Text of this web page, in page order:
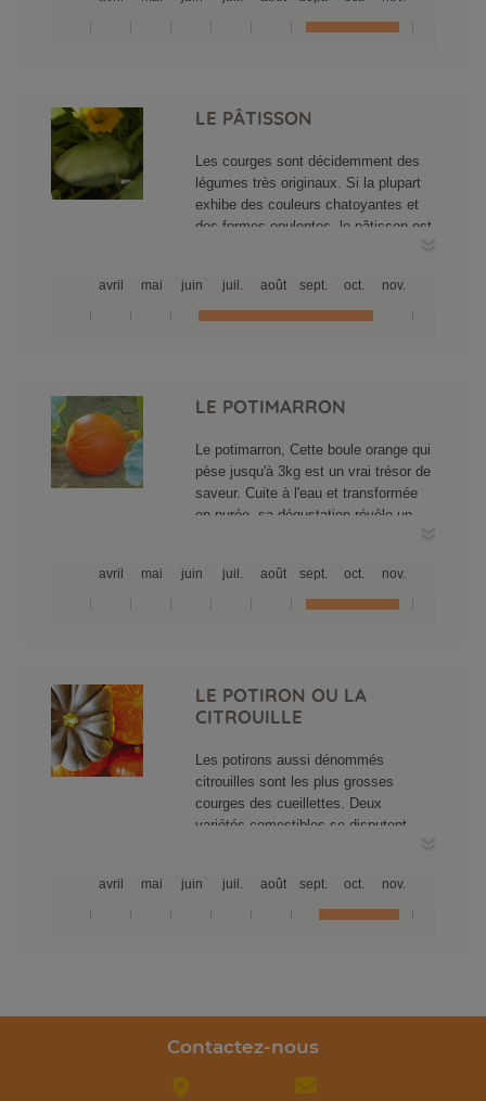
l'on trouve dans les champs et les
LE PÂTISSON
Les courges sont décidemment des
légumes très originaux. Si la plupart
exhibe des couleurs chatoyantes et
des formes opulentes, le pâtisson est
cuisson approcherait celui de
l'artichaut si l'on ne le cueille pas
avril mai juin juil. août sept. oct. nov.
LE POTIMARRON
Le potimarron, Cette boule orange qui
pèse jusqu'à 3kg est un vrai trésor de
saveur. Cuite à l'eau et transformée
en purée, sa dégustation révèle un
avril mai juin juil. août sept. oct. nov.
LE POTIRON OU LA
CITROUILLE
Les potirons aussi dénommés
citrouilles sont les plus grosses
courges des cueillettes. Deux
variétés comestibles se disputent
éclatant au goût puissant, le musqué
de Provence vert en fin d'été, vire au
avril mai juin juil. août sept. oct. nov.
Contactez-nous